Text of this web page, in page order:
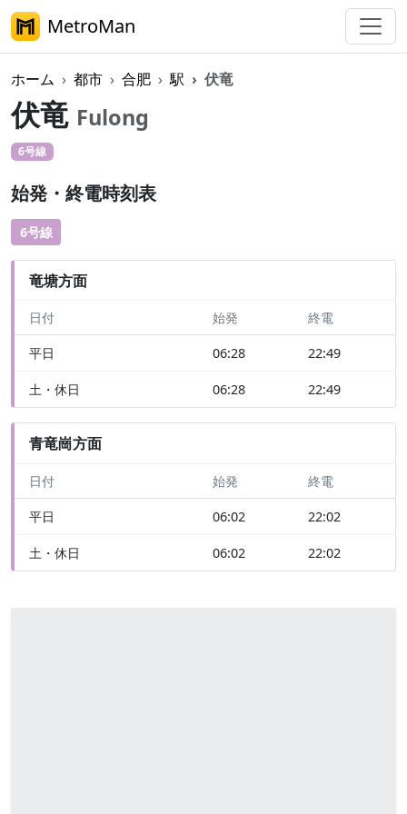
MetroMan
ホーム 都市 合肥 駅 伏竜
伏竜 Fulong
6号線
始発・終電時刻表
6号線
竜塘方面
日付 始発 終電
平日 06:28 22:49
土・休日 06:28 22:49
青竜崗方面
日付 始発 終電
平日 06:02 22:02
土・休日 06:02 22:02